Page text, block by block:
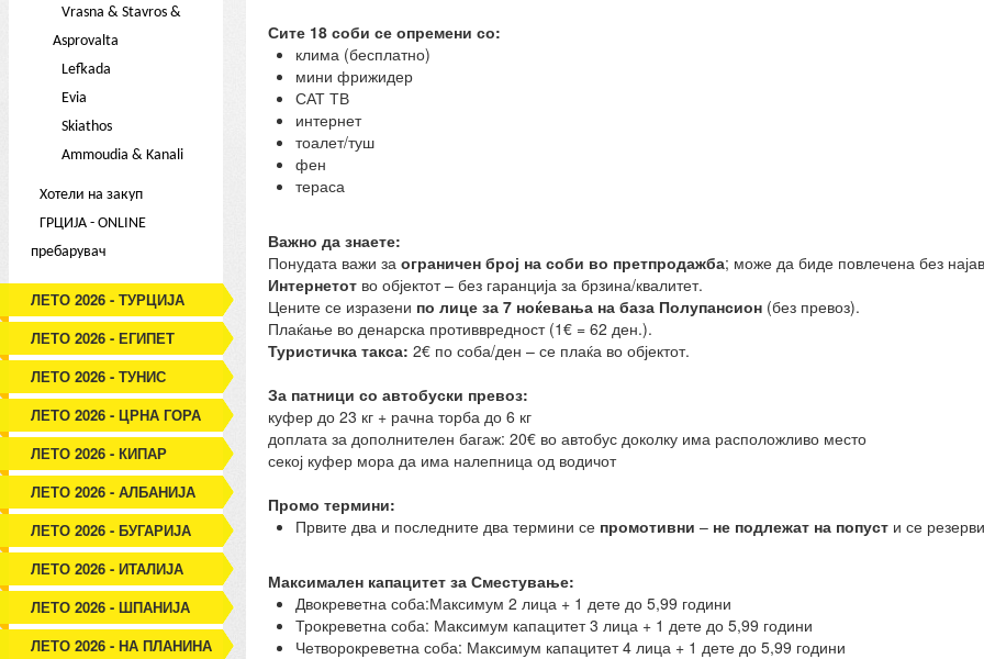
Vrasna & Stavros &
Asprovalta
Lefkada
Evia
Skiathos
Ammoudia & Kanali
Хотели на закуп
ГРЦИЈА - ONLINE
пребарувач
ЛЕТО 2026 - ТУРЦИЈА
ЛЕТО 2026 - ЕГИПЕТ
ЛЕТО 2026 - ТУНИС
ЛЕТО 2026 - ЦРНА ГОРА
ЛЕТО 2026 - КИПАР
ЛЕТО 2026 - АЛБАНИЈА
ЛЕТО 2026 - БУГАРИЈА
ЛЕТО 2026 - ИТАЛИЈА
ЛЕТО 2026 - ШПАНИЈА
ЛЕТО 2026 - НА ПЛАНИНА
Сите 18 соби се опремени со:
клима (бесплатно)
мини фрижидер
САТ ТВ
интернет
тоалет/туш
фен
тераса
Важно да знаете:
Понудата важи за ограничен број на соби во претпродажба; може да биде повлечена без
Интернетотво објектот – без гаранција за брзина/квалитет.
Цените се изразени по лице за 7 ноќевања на база Полупансион(без превоз).
Плаќање во денарска противвредност (1€ = 62 ден.).
Туристичка такса: 2€ по соба/ден – се плаќа во објектот.
За патници со автобуски превоз:
куфер до 23 кг + рачна торба до 6 кг
доплата за дополнителен багаж: 20€ во автобус доколку има расположливо место
секој куфер мора да има налепница од водичот
Промо термини:
Првите два и последните два термини се промотивни – не подлежат на попусти се
Максимален капацитет за Сместување:
Двокреветна соба:Максимум 2 лица + 1 дете до 5,99 години
Трокреветна соба: Максимум капацитет 3 лица + 1 дете до 5,99 години
Четворокреветна соба: Максимум капацитет 4 лица + 1 дете до 5,99 години